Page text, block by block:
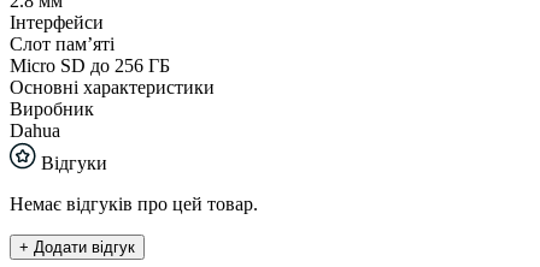
Інтерфейси
Слот пам’яті
Micro SD до 256 ГБ
Основні характеристики
Виробник
Dahua
Відгуки
Немає відгуків про цей товар.
+ Додати відгук